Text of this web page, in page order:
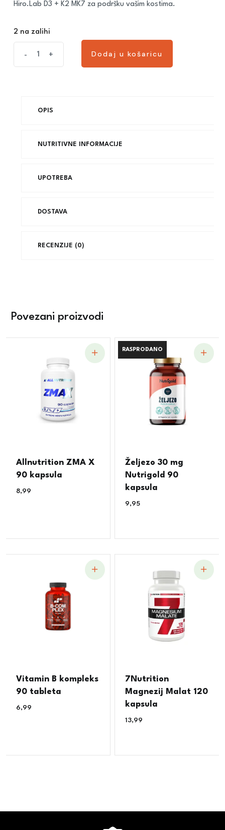
Hiro.Lab D3 + K2 MK7 za podršku vašim kostima.
2 na zalihi
- +
Dodaj u košaricu
OPIS
NUTRITIVNE INFORMACIJE
UPOTREBA
DOSTAVA
RECENZIJE (0)
Povezani proizvodi
Allnutrition ZMA X
90 kapsula
8,99
RASPRODANO
RASPRODANO
Željezo 30 mg
Nutrigold 90
kapsula
9,95
Vitamin B kompleks
90 tableta
6,99
7Nutrition
Magnezij Malat 120
kapsula
13,99